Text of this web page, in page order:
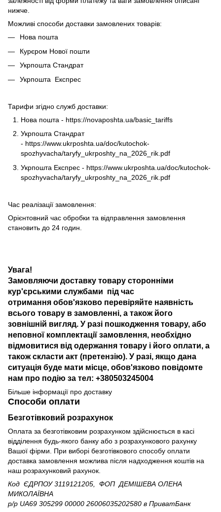
нижче.
Можливі способи доставки замовлених товарів:
Нова пошта
Курєром Нової пошти
Укрпошта Стандрат
Укрпошта Експрес
Тарифи згідно служб доставки:
Нова пошта - https://novaposhta.ua/basic_tariffs
Укрпошта Стандрат
- https://www.ukrposhta.ua/doc/kutochok-
spozhyvacha/taryfy_ukrposhty_na_2026_rik.pdf
Укрпошта Експрес - https://www.ukrposhta.ua/doc/kutochok-
spozhyvacha/taryfy_ukrposhty_na_2026_rik.pdf
Час реалізації замовлення:
Орієнтовний час обробки та відправлення замовлення
становить до 24 годин.
Увага!
Замовляючи доставку товару сторонніми
кур'єрськими службами під час
отримання обов'язково перевіряйте наявність
всього товару в замовленні, а також його
зовнішній вигляд. У разі пошкодження товару, або
неповної комплектації замовлення, необхідно
відмовитися від одержання товару і його оплати, а
також скласти акт (претензію). У разі, якщо дана
ситуація буде мати місце, обов'язково повідомте
нам про подію за тел: +380503245004
Більше інформації про доставку
Способи оплати
Безготівковий розрахунок
Оплата за безготівковим розрахунком здійснюється в касі
відділення будь-якого банку або з розрахункового рахунку
Вашої фірми. При виборі безготівкового способу оплати
доставка замовлення можлива після надходження коштів на
наш розрахунковий рахунок.
Код ЄДРПОУ 3119121205, ФОП ДЕМІШЕВА ОЛЕНА
МИКОЛАЇВНА
р/р UA69 305299 00000 26006035202580 в ПриватБанк